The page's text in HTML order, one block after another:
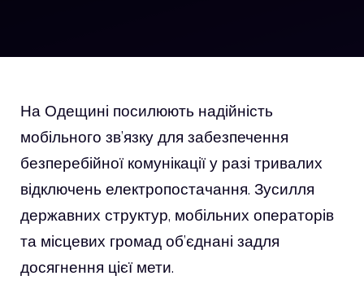
На Одещині посилюють надійність
мобільного зв’язку для забезпечення
безперебійної комунікації у разі тривалих
відключень електропостачання. Зусилля
державних структур, мобільних операторів
та місцевих громад об’єднані задля
досягнення цієї мети.